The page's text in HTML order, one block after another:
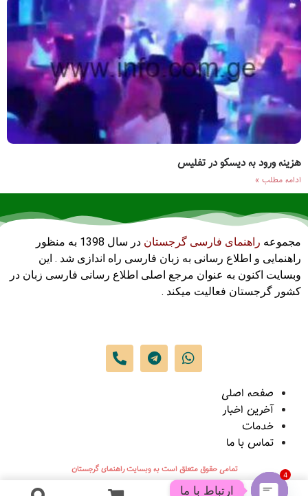
هزینه ورود به دیسکو در تفلیس
ادامه مطلب »
مجموعه راهنمای فارسی گرجستان
در سال 1398 به منظور
راهنمایی و اطلاع رسانی به زبان فارسی راه اندازی شد . این
وبسایت اکنون به عنوان مرجع اصلی اطلاع رسانی فارسی زبان در
کشور گرجستان فعالیت میکند .
صفحه اصلی
آخرین اخبار
خدمات
تماس با ما
تمامی حقوق متعلق است به وبسایت راهنمای گرجستان
ارتباط با ما
4